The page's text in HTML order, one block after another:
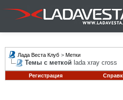
Лада Веста Клуб > Метки
Темы с меткой lada xray cross
Регистрация